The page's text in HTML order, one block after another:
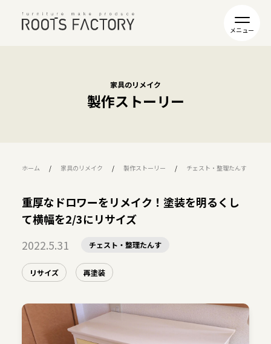
家具のリメイク
製作ストーリー
ホーム 家具のリメイク 製作ストーリー チェスト・整理たんす
重厚なドロワーをリメイク！塗装を明るくし
て横幅を2/3にリサイズ
2022.5.31
チェスト・整理たんす
リサイズ 再塗装